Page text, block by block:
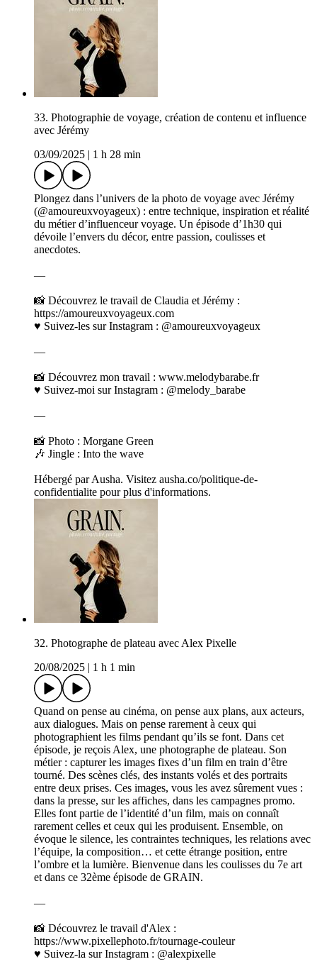
33. Photographie de voyage, création de contenu et influence
avec Jérémy
03/09/2025 | 1 h 28 min
Plongez dans l’univers de la photo de voyage avec Jérémy
(@amoureuxvoyageux) : entre technique, inspiration et réalité
du métier d’influenceur voyage. Un épisode d’1h30 qui
dévoile l’envers du décor, entre passion, coulisses et
anecdotes.
—
📸 Découvrez le travail de Claudia et Jérémy :
https://amoureuxvoyageux.com
♥️ Suivez-les sur Instagram : @amoureuxvoyageux
—
📸 Découvrez mon travail : www.melodybarabe.fr
♥️ Suivez-moi sur Instagram : @melody_barabe
—
📸 Photo : Morgane Green
🎶 Jingle : Into the wave
Hébergé par Ausha. Visitez ausha.co/politique-de-
confidentialite pour plus d'informations.
32. Photographe de plateau avec Alex Pixelle
20/08/2025 | 1 h 1 min
Quand on pense au cinéma, on pense aux plans, aux acteurs,
aux dialogues. Mais on pense rarement à ceux qui
photographient les films pendant qu’ils se font. Dans cet
épisode, je reçois Alex, une photographe de plateau. Son
métier : capturer les images fixes d’un film en train d’être
tourné. Des scènes clés, des instants volés et des portraits
entre deux prises. Ces images, vous les avez sûrement vues :
dans la presse, sur les affiches, dans les campagnes promo.
Elles font partie de l’identité d’un film, mais on connaît
rarement celles et ceux qui les produisent. Ensemble, on
évoque le silence, les contraintes techniques, les relations avec
l’équipe, la composition… et cette étrange position, entre
l’ombre et la lumière. Bienvenue dans les coulisses du 7e art
et dans ce 32ème épisode de GRAIN.
—
📸 Découvrez le travail d'Alex :
https://www.pixellephoto.fr/tournage-couleur
♥️ Suivez-la sur Instagram : @alexpixelle